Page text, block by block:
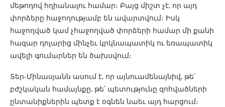
մեթոդով հղիանալու համար։ Բայց միշտ չէ, որ այդ
փորձերը հաջողությամբ են ավարտվում։ Իսկ
հաջողված կամ չհաջողված փորձերի համար մի քանի
հազար դոլարից մինչեւ կրկնապատիկ ու եռապատիկ
ավելի գումարներ են ծախսվում։
Տեր-Մինասյանն ասում է, որ այնուամենայնիվ, թե՛
բժշկական համայնքը, թե՛ պետությունը զոհվածների
ընտանիքներին պետք է օգնեն նաեւ այդ հարցում։